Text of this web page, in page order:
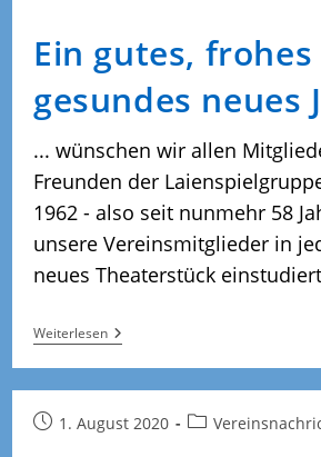
Ein gutes,
gesundes neues
... wünschen wir allen
Freunden der
1962 - also seit nunmehr 58
unsere Vereinsmitglieder in
neues Theaterstück
WeiterlesenEin
Gutes,
Frohes
Und
Neues
Beitrag1. August 2020
Beitrags-